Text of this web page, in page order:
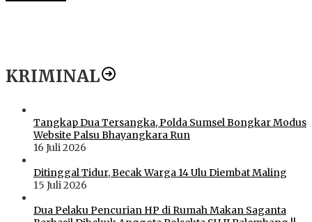
KRIMINAL
Tangkap Dua Tersangka, Polda Sumsel Bongkar Modus
Website Palsu Bhayangkara Run
16 Juli 2026
Ditinggal Tidur, Becak Warga 14 Ulu Diembat Maling
15 Juli 2026
Dua Pelaku Pencurian HP di Rumah Makan Saganta